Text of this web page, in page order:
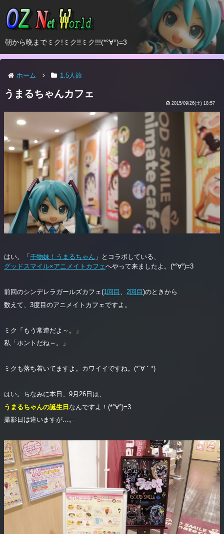
朝から晩までミク!ミク!!ミク!!!(*°∀°)=3
ホーム 1.5人旅
うまるちゃんカフェ
2015/09/26(土) 18:57
はい。「 干物妹！うまるちゃん 」とコラボしている、
グッドスマイル×アニメイトカフェへやって来ましたよ。(*°∀°)=3
前回のシンデレラガールズカフェ(1回目 、 2回目 )のときから
数えて、3度目のアニメイトカフェですよ。
ミク「もう常連だよ～。」
私「ホントだね～。」
ミクも落ち着いてますよ。カワイイですね。(*´∀｀*)
はい。ちなみに本日、9月26日は、
うまるちゃんの誕生日なんですよ！(*°∀°)=3
撮影日は違いますが…。